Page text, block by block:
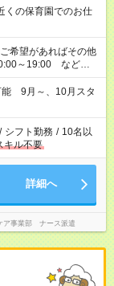
くの保育園でのお仕
～19:00 など
って夕飯の準備がし
、ご希望があれば教
間。 合計で週40時
9月～、10月スタ
/ シフト勤務 / 10名以
キル不要
詳細へ
ア事業部 ナース派遣